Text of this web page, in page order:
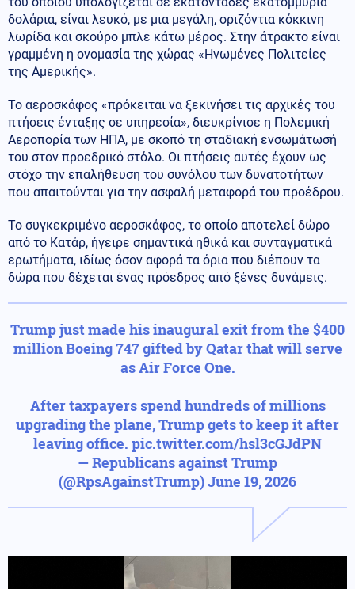
δολάρια, είναι λευκό, με μια μεγάλη, οριζόντια κόκκινη
λωρίδα και σκούρο μπλε κάτω μέρος. Στην άτρακτο είναι
γραμμένη η ονομασία της χώρας «Ηνωμένες Πολιτείες
της Αμερικής».
Το αεροσκάφος «πρόκειται να ξεκινήσει τις αρχικές του
πτήσεις ένταξης σε υπηρεσία», διευκρίνισε η Πολεμική
Αεροπορία των ΗΠΑ, με σκοπό τη σταδιακή ενσωμάτωσή
του στον προεδρικό στόλο. Οι πτήσεις αυτές έχουν ως
στόχο την επαλήθευση του συνόλου των δυνατοτήτων
που απαιτούνται για την ασφαλή μεταφορά του προέδρου.
Το συγκεκριμένο αεροσκάφος, το οποίο αποτελεί δώρο
από το Κατάρ, ήγειρε σημαντικά ηθικά και συνταγματικά
ερωτήματα, ιδίως όσον αφορά τα όρια που διέπουν τα
δώρα που δέχεται ένας πρόεδρος από ξένες δυνάμεις.
Trump just made his inaugural exit from the $400
million Boeing 747 gifted by Qatar that will serve
as Air Force One.
After taxpayers spend hundreds of millions
upgrading the plane, Trump gets to keep it after
leaving office. pic.twitter.com/hsl3cGJdPN
— Republicans against Trump
(@RpsAgainstTrump)June 19, 2026